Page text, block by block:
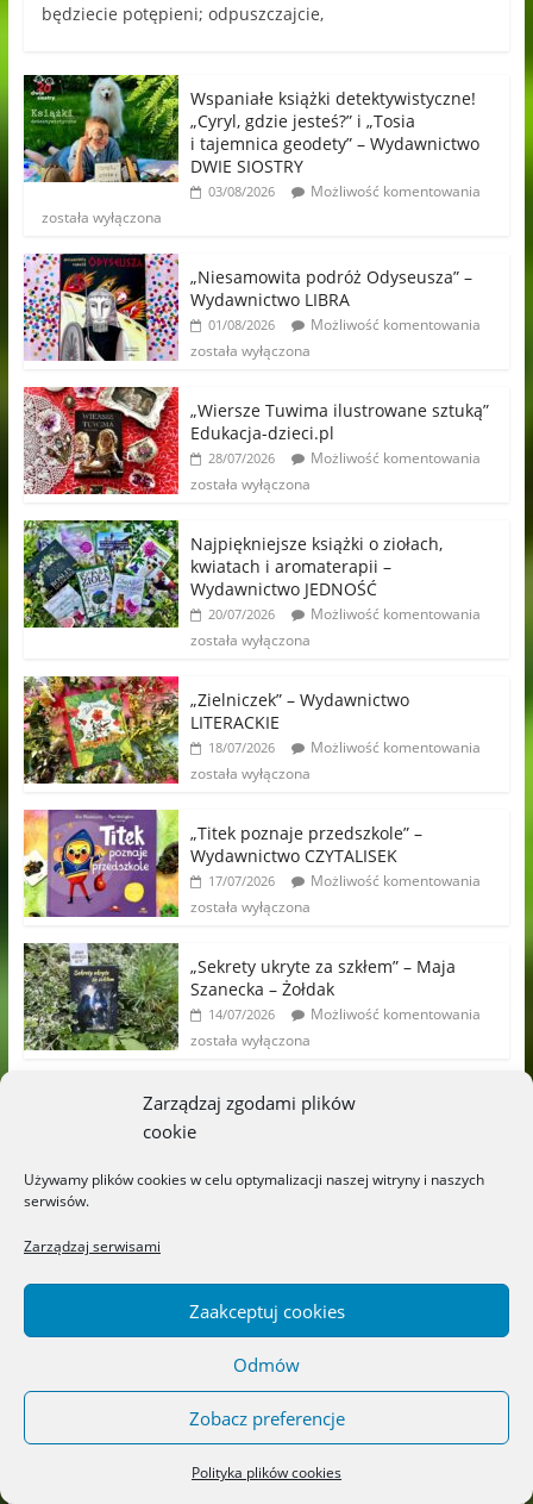
Zarządzaj zgodami plików
cookie
Używamy plików cookies w celu optymalizacji naszej witryny i naszych
serwisów.
Zarządzaj serwisami
Zaakceptuj cookies
Odmów
Zobacz preferencje
Polityka plików cookies
będziecie potępieni; odpuszczajcie,
Wspaniałe książki detektywistyczne!
„Cyryl, gdzie jesteś?” i „Tosia
i tajemnica geodety” – Wydawnictwo
DWIE SIOSTRY
03/08/2026
Możliwość komentowania
została wyłączona
„Niesamowita podróż Odyseusza” –
Wydawnictwo LIBRA
01/08/2026
Możliwość komentowania
została wyłączona
„Wiersze Tuwima ilustrowane sztuką”
Edukacja-dzieci.pl
28/07/2026
Możliwość komentowania
została wyłączona
Najpiękniejsze książki o ziołach,
kwiatach i aromaterapii –
Wydawnictwo JEDNOŚĆ
20/07/2026
Możliwość komentowania
została wyłączona
„Zielniczek” – Wydawnictwo
LITERACKIE
18/07/2026
Możliwość komentowania
została wyłączona
„Titek poznaje przedszkole” –
Wydawnictwo CZYTALISEK
17/07/2026
Możliwość komentowania
została wyłączona
„Sekrety ukryte za szkłem” – Maja
Szanecka – Żołdak
14/07/2026
Możliwość komentowania
została wyłączona
sierpień 2026
kwiecień 2026